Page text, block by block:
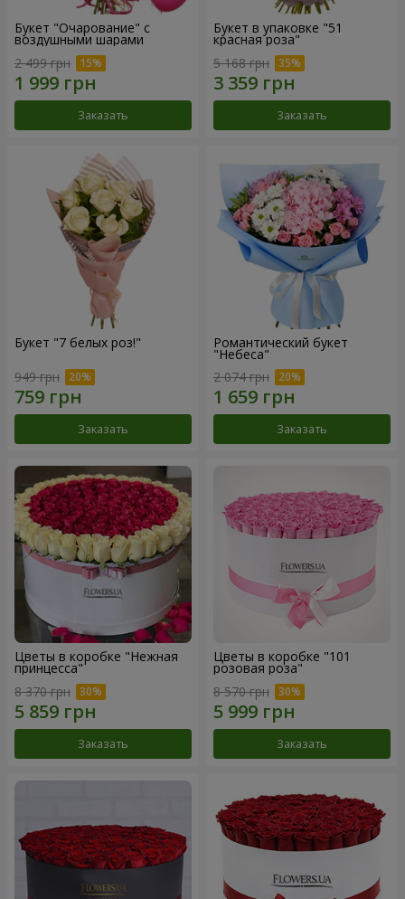
Букет "Очарование" с
воздушными шарами
2 499 грн
Заказать
Букет в упаковке "51
красная роза"
5 168 грн
Заказать
Букет "7 белых роз!"
949 грн
Заказать
Романтический букет
"Небеса"
2 074 грн
Заказать
Цветы в коробке "Нежная
принцесса"
8 370 грн
Заказать
Цветы в коробке "101
розовая роза"
8 570 грн
Заказать